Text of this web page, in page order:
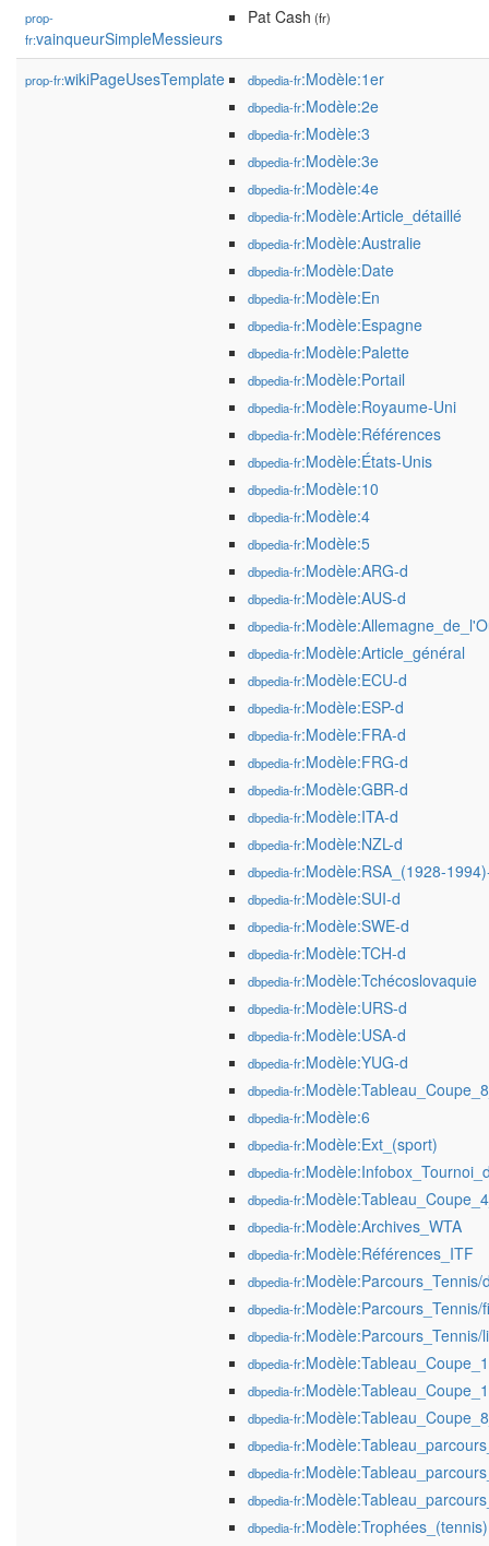
prop-
fr:vainqueurSimpleMessieurs
Pat Cash (fr)
prop-fr:wikiPageUsesTemplate dbpedia-fr:Modèle:1er
dbpedia-fr:Modèle:2e
dbpedia-fr:Modèle:3
dbpedia-fr:Modèle:3e
dbpedia-fr:Modèle:4e
dbpedia-fr:Modèle:Article_détaillé
dbpedia-fr:Modèle:Australie
dbpedia-fr:Modèle:Date
dbpedia-fr:Modèle:En
dbpedia-fr:Modèle:Espagne
dbpedia-fr:Modèle:Palette
dbpedia-fr:Modèle:Portail
dbpedia-fr:Modèle:Royaume-Uni
dbpedia-fr:Modèle:Références
dbpedia-fr:Modèle:États-Unis
dbpedia-fr:Modèle:10
dbpedia-fr:Modèle:4
dbpedia-fr:Modèle:5
dbpedia-fr:Modèle:ARG-d
dbpedia-fr:Modèle:AUS-d
dbpedia-fr
dbpedia-fr:Modèle:Article_général
dbpedia-fr:Modèle:ECU-d
dbpedia-fr:Modèle:ESP-d
dbpedia-fr:Modèle:FRA-d
dbpedia-fr:Modèle:FRG-d
dbpedia-fr:Modèle:GBR-d
dbpedia-fr:Modèle:ITA-d
dbpedia-fr:Modèle:NZL-d
dbpedia-fr:Modèle:RSA_(1928-
dbpedia-fr:Modèle:SUI-d
dbpedia-fr:Modèle:SWE-d
dbpedia-fr:Modèle:TCH-d
dbpedia-fr:Modèle:Tchécoslovaquie
dbpedia-fr:Modèle:URS-d
dbpedia-fr:Modèle:USA-d
dbpedia-fr:Modèle:YUG-d
dbpedia-fr
dbpedia-fr:Modèle:6
dbpedia-fr:Modèle:Ext_(sport)
dbpedia-fr
dbpedia-fr
dbpedia-fr:Modèle:Archives_WTA
dbpedia-fr:Modèle:Références_ITF
dbpedia-fr:Modèle:Parcours_Tennis/
dbpedia-fr:Modèle:Parcours_Tennis/
dbpedia-fr:Modèle:Parcours_Tennis/
dbpedia-fr
dbpedia-fr
dbpedia-fr
dbpedia-fr
dbpedia-fr
dbpedia-fr
dbpedia-fr:Modèle:Trophées_(tennis)